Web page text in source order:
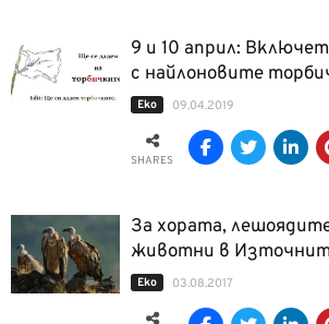
9 и 10 април:
с найлоновите
Еко 09.04.2019
SHARES
За хората,
животни в
Еко 03.08.2017